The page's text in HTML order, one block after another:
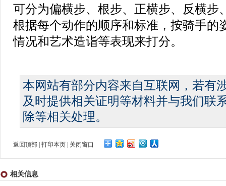
可分为偏横步、根步、正横步、反横步
根据每个动作的顺序和标准，按骑手的
情况和艺术造诣等表现来打分。
本网站有部分内容来自互联网，若有
及时提供相关证明等材料并与我们联
除等相关处理。
返回顶部 打印本页 关闭窗口
相关信息